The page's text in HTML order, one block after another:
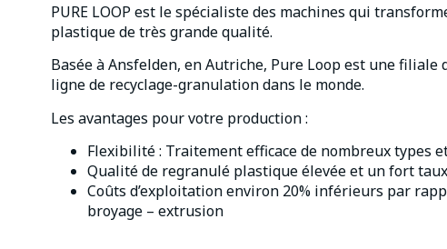
PURE LOOP est le spécialiste des machines qui
plastique de très grande qualité.
Basée à Ansfelden, en Autriche, Pure Loop est une
ligne de recyclage-granulation dans le monde.
Les avantages pour votre production :
Flexibilité : Traitement efficace de nombreux types
Qualité de regranulé plastique élevée et un fort
Coûts d’exploitation environ 20% inférieurs par
broyage – extrusion